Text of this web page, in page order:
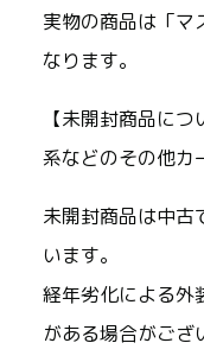
実物の商品は「マ
なります。
【未開封商品に
系などのその他カ
未開封商品は中古
います。
経年劣化による外
がある場合がござ